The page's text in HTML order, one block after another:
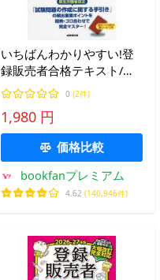
いちばんわかりやすい!登
録販売者合格テキスト/コ
ンデックス情報研究所
0 (2件)
1,980 円
価格比較
bookfanプレミアム
4.62 (140,946件)